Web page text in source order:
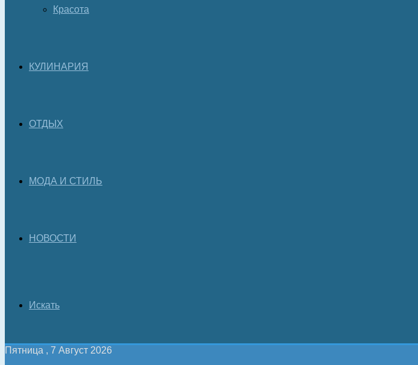
Красота
КУЛИНАРИЯ
ОТДЫХ
МОДА И СТИЛЬ
НОВОСТИ
Искать
Пятница , 7 Август 2026